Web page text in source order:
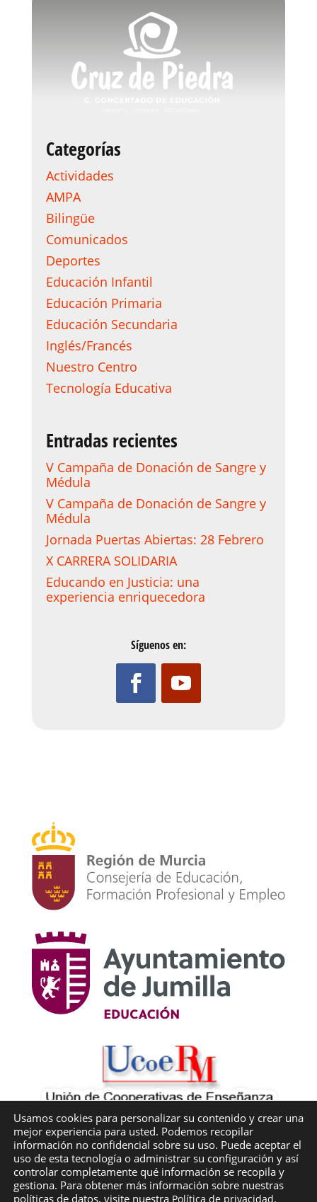
Categorías
Actividades
AMPA
Bilingüe
Comunicados
Deportes
Educación Infantil
Educación Primaria
Educación Secundaria
Inglés/Francés
Nuestro Centro
Tecnología Educativa
Entradas recientes
V Campaña de Donación de Sangre y
Médula
V Campaña de Donación de Sangre y
Médula
Jornada Puertas Abiertas: 28 Febrero
X CARRERA SOLIDARIA
Educando en Justicia: una
experiencia enriquecedora
Síguenos en:
Usamos cookies para personalizar su contenido y crear una
mejor experiencia para usted. Podemos recopilar
información no confidencial sobre su uso. Puede aceptar el
uso de esta tecnología o administrar su configuración y así
controlar completamente qué información se recopila y
gestiona. Para obtener más información sobre nuestras
políticas de datos, visite nuestra Política de privacidad.